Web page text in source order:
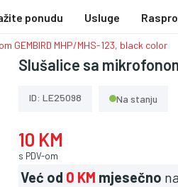
ponudu Usluge
GEMBIRD MHP/MHS-123, black color
Slušalice sa
ID: LE25098 Na stanju
10 KM
s PDV-om
Već od 0 KM mjesečno